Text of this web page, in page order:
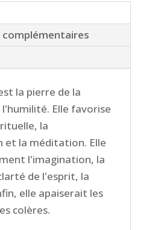
la pierre de la
Elle favorise
la
et la méditation. Elle
l'imagination, la
de l'esprit, la
elle apaiserait les
colères.